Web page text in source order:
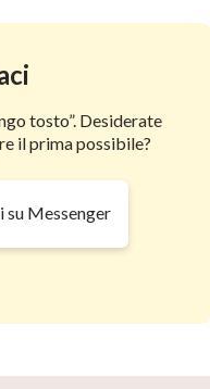
tosto”. Desiderate
il prima possibile?
su Messenger